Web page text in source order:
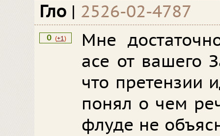
Гло | 2526-02-4787
0 (+1)
Мне
асе от вашего
что претензии
понял о чем
флуде не